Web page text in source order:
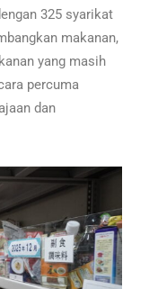
325 syarikat
makanan,
yang masih
percuma
dan